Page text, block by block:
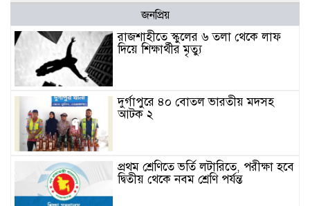
জনপ্রিয়
রাজশাহীতে স্কুলের ৬ তলা থেকে লাফ
দিয়ে শিক্ষার্থীর মৃত্যু
দুর্গাপুরে ৪০ বোতল ভারতীয় মদসহ
আটক ২
প্রথম শ্রেণিতে ভর্তি লটারিতে, পরীক্ষা হবে
দ্বিতীয় থেকে নবম শ্রেণি পর্যন্ত